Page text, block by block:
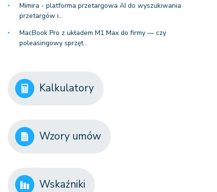
Mimira - platforma przetargowa AI do wyszukiwania
przetargów i…
MacBook Pro z układem M1 Max do firmy — czy
poleasingowy sprzęt…
Kalkulatory
Wzory umów
Wskaźniki